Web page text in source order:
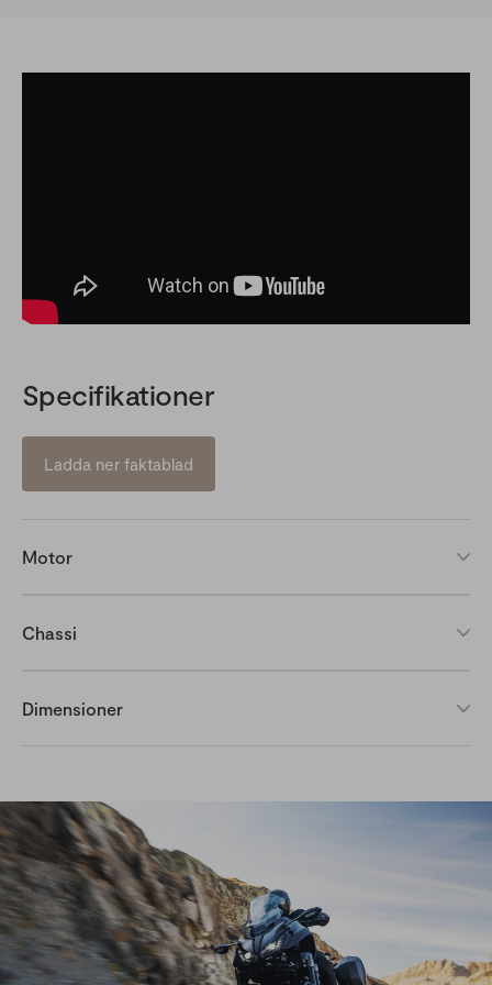
Specifikationer
Ladda ner faktablad
Motor
4-takts, Vätskekylning, DOHC, 4 ventiler, 3-cylindrig,
EURO5
890 cc
Kompression
11.5:1
Max effekt
84,5 kW (114,9 hk) @ 10 000 rpm
Max vridmoment
90,7 N・m (9,2 kgf・m) @ 7 000 rpm
Chassi
Diamant
Försprång
74 mm
Fjädringssystem fram
Teleskopgaffel
Fjädringssystem bak
Svingarm
Dimensioner
Totalbredd
875 mm
Totalhöjd
1 395 mm till 1 430 mm
Sitthöjd
825 mm